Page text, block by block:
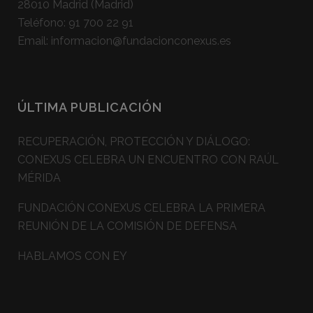
28010 Madrid (Madrid)
Teléfono: 91 700 22 91
Email: informacion@fundacionconexus.es
ÚLTIMA PUBLICACIÓN
RECUPERACIÓN, PROTECCIÓN Y DIÁLOGO:
CONEXUS CELEBRA UN ENCUENTRO CON RAÚL
MÉRIDA
FUNDACIÓN CONEXUS CELEBRA LA PRIMERA
REUNIÓN DE LA COMISIÓN DE DEFENSA
HABLAMOS CON EY